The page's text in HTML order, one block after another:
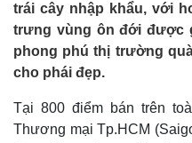
Chính trị
Đảng
Tổ chức nhân sự
Quốc hội
trái cây nhập khẩu, với
trưng vùng ôn đới được
phong phú thị trường
cho phái đẹp.
Tại 800 điểm bán trên
Thương mại Tp.HCM